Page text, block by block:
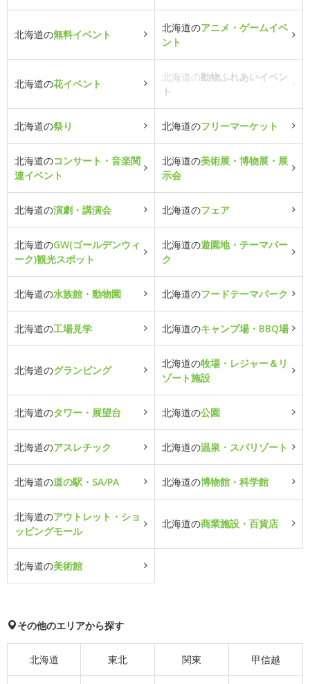
北海道の無料イベント
北海道のアニメ・ゲームイベ
ント
北海道の花イベント
北海道の動物ふれあいイベン
ト
北海道の祭り 北海道のフリーマーケット
北海道のコンサート・音楽関
連イベント
北海道の美術展・博物展・展
示会
北海道の演劇・講演会 北海道のフェア
北海道のGW(ゴールデンウィ
ーク)観光スポット
北海道の遊園地・テーマパー
ク
北海道の水族館・動物園 北海道のフードテーマパーク
北海道の工場見学 北海道のキャンプ場・BBQ場
北海道のグランピング
北海道の牧場・レジャー＆リ
ゾート施設
北海道のタワー・展望台 北海道の公園
北海道のアスレチック 北海道の温泉・スパリゾート
北海道の道の駅・SA/PA 北海道の博物館・科学館
北海道のアウトレット・ショ
ッピングモール
北海道の商業施設・百貨店
北海道の美術館
その他のエリアから探す
北海道 東北 関東 甲信越